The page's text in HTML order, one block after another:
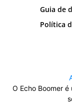
Guia de
Política
O Echo Boomer